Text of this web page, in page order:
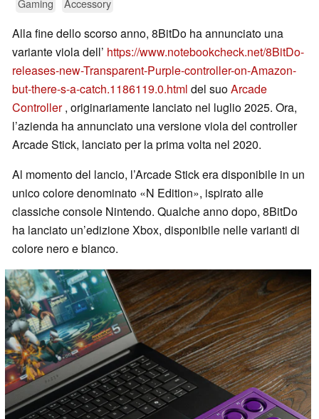
Gaming Accessory
Alla fine dello scorso anno, 8BitDo ha annunciato una
variante viola dell’ https://www.notebookcheck.net/8BitDo-
releases-new-Transparent-Purple-controller-on-Amazon-
but-there-s-a-catch.1186119.0.html del suoArcade
Controller, originariamente lanciato nel luglio 2025. Ora,
l’azienda ha annunciato una versione viola del controller
Arcade Stick, lanciato per la prima volta nel 2020.
Al momento del lancio, l’Arcade Stick era disponibile in un
unico colore denominato «N Edition», ispirato alle
classiche console Nintendo. Qualche anno dopo, 8BitDo
ha lanciato un’edizione Xbox, disponibile nelle varianti di
colore nero e bianco.